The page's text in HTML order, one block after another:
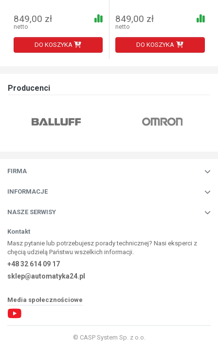
849,00 zł
netto
DO KOSZYKA
849,00 zł
netto
DO KOSZYKA
Producenci
FIRMA
INFORMACJE
NASZE SERWISY
Kontakt
Masz pytanie lub potrzebujesz porady technicznej? Nasi eksperci z
chęcią udzielą Państwu wszelkich informacji.
+48 32 614 09 17
sklep@automatyka24.pl
Media społecznościowe
© CASP System Sp. z o.o.